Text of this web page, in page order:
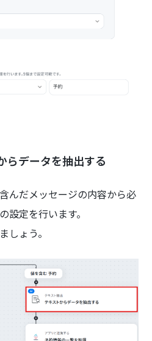
らデータを抽出する
んだメッセージの内容から必
設定を行います。
しょう。